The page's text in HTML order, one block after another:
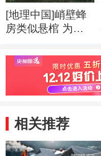
[地理中国]峭壁蜂
房类似悬棺 为何
做？
相关推荐